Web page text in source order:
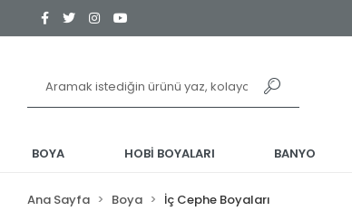
BOYA HOBİ BOYALARI BANYO
Ana Sayfa Boya İç Cephe Boyaları